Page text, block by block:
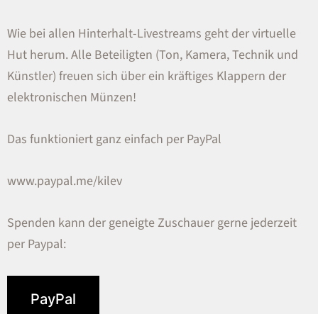
Wie bei allen Hinterhalt-Livestreams geht der virtuelle
Hut herum. Alle Beteiligten (Ton, Kamera, Technik und
Künstler) freuen sich über ein kräftiges Klappern der
elektronischen Münzen!
Das funktioniert ganz einfach per PayPal
www.paypal.me/kilev
Spenden kann der geneigte Zuschauer gerne jederzeit
per Paypal:
PayPal